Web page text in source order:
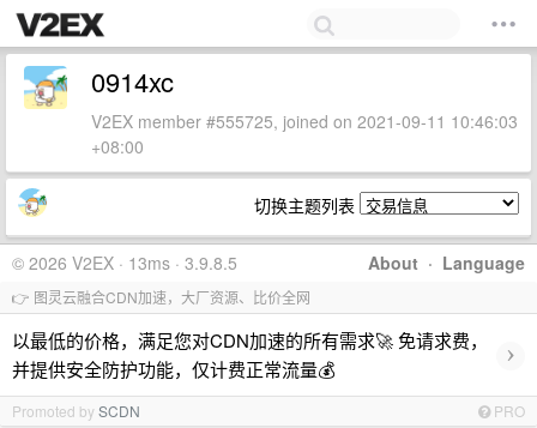
0914xc
V2EX member #555725, joined on 2021-09-11 10:46:03
+08:00
切换主题列表
About · Language
© 2026 V2EX · 13ms · 3.9.8.5
👉 图灵云融合CDN加速，大厂资源、比价全网
以最低的价格，满足您对CDN加速的所有需求🚀 免请求费，
并提供安全防护功能，仅计费正常流量💰
›
Promoted bySCDN PRO